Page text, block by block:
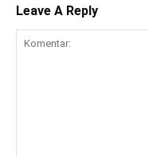
Leave A Reply